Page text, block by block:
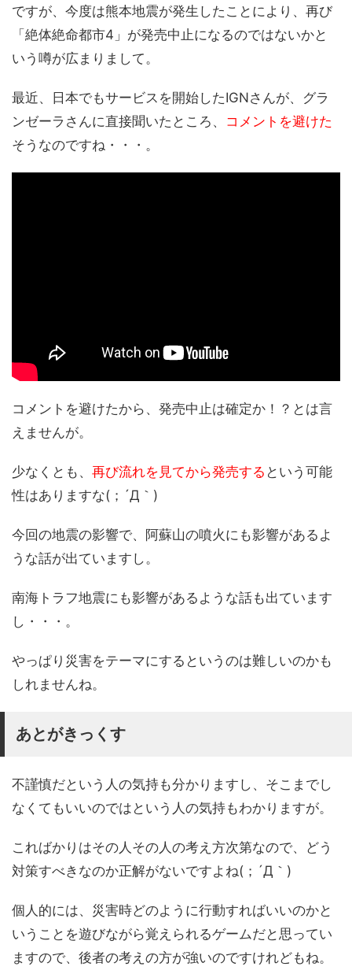
ですが、今度は熊本地震が発生したことにより、再び
「絶体絶命都市4」が発売中止になるのではないかと
いう噂が広まりまして。
最近、日本でもサービスを開始したIGNさんが、グラ
ンゼーラさんに直接聞いたところ、 コメントを避けた
そうなのですね・・・。
コメントを避けたから、発売中止は確定か！？とは言
えませんが。
少なくとも、 再び流れを見てから発売する という可能
性はありますな(；´Д｀)
今回の地震の影響で、阿蘇山の噴火にも影響があるよ
うな話が出ていますし。
南海トラフ地震にも影響があるような話も出ています
し・・・。
やっぱり災害をテーマにするというのは難しいのかも
しれませんね。
あとがきっくす
不謹慎だという人の気持も分かりますし、そこまでし
なくてもいいのではという人の気持もわかりますが。
こればかりはその人その人の考え方次第なので、どう
対策すべきなのか正解がないですよね(；´Д｀)
個人的には、災害時どのように行動すればいいのかと
いうことを遊びながら覚えられるゲームだと思ってい
ますので、後者の考えの方が強いのですけれどもね。